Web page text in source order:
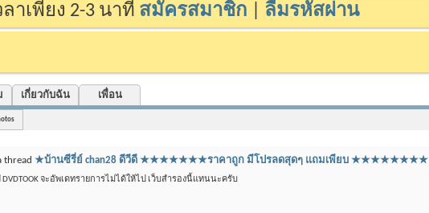
าเพียง 2-3 นาที สมัครสมาชิก ลืมรหัสผ่าน
เกี่ยวกับฉัน เพื่อน
thread ★บ้านซีรี่ย์ chan28 ดีวีดี ★★★★★★★ราคาถูก มีโปรลดสุดๆ แถมเพียบ ★★★★★★★★
จะอัพเดทรายการไม่ได้ให้ไป เว็บสำรองนี้แทนนะครับ